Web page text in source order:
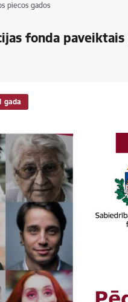
piecos gados
fonda
gada